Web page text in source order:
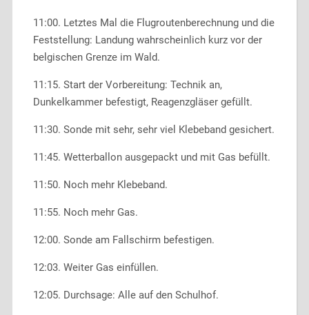
11:00. Letztes Mal die Flugroutenberechnung und die
Feststellung: Landung wahrscheinlich kurz vor der
belgischen Grenze im Wald.
11:15. Start der Vorbereitung: Technik an,
Dunkelkammer befestigt, Reagenzgläser gefüllt.
11:30. Sonde mit sehr, sehr viel Klebeband gesichert.
11:45. Wetterballon ausgepackt und mit Gas befüllt.
11:50. Noch mehr Klebeband.
11:55. Noch mehr Gas.
12:00. Sonde am Fallschirm befestigen.
12:03. Weiter Gas einfüllen.
12:05. Durchsage: Alle auf den Schulhof.